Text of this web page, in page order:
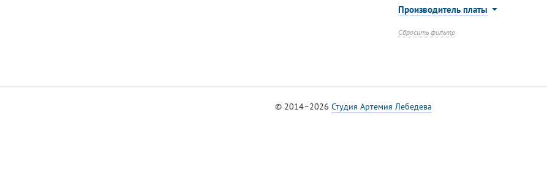
Производитель платы
Сбросить фильтр
© 2014–2026Студия Артемия Лебедева